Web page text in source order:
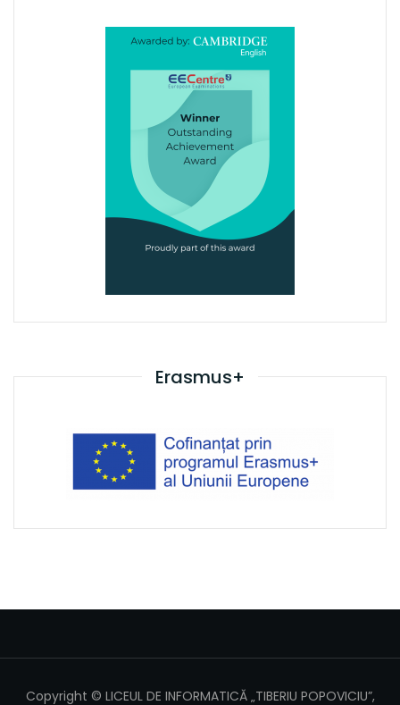
Erasmus+
Copyright © LICEUL DE INFORMATICĂ „TIBERIU POPOVICIU”,